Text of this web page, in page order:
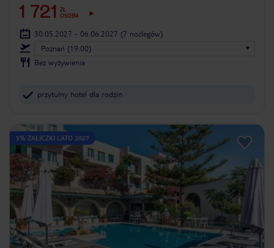
1 721
ZŁ
OSOBA
30.05.2027 - 06.06.2027 (7 noclegów)
Poznań (19:00)
Bez wyżywienia
przytulny hotel dla rodzin
5% ZALICZKI LATO 2027